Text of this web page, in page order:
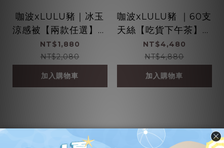
咖波xLULU豬｜冰玉
涼感被【兩款任選】｜
防螨抗菌
NT$1,880
NT$2,080
加入購物車
咖波xLULU豬 ｜60支
天絲【吃貨下午茶】鋪
棉床包兩用被組 ｜10
0%萊賽爾纖維
NT$4,480
NT$4,880
加入購物車